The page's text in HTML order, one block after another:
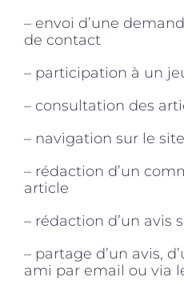
– envoi d’une
de contact
– participation à un
– consultation des
– navigation sur le site
– rédaction d’un
article
– rédaction d’un avis
– partage d’un avis,
ami par email ou via